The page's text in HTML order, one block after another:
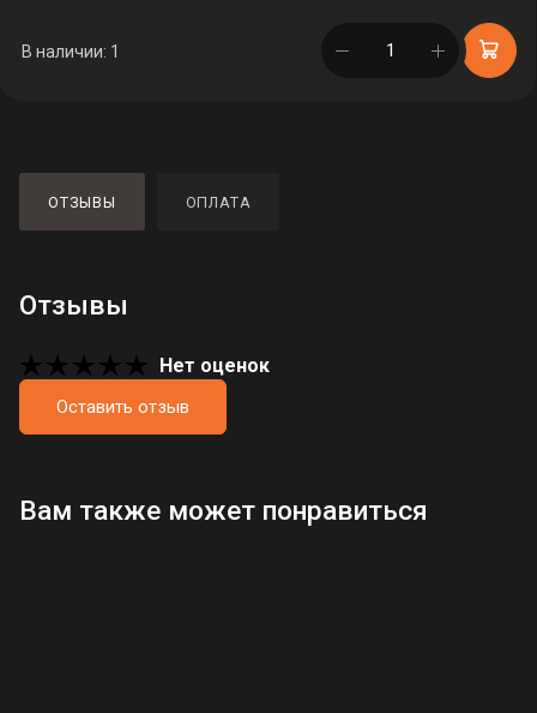
В наличии: 1 в корзине
ОТЗЫВЫ ОПЛАТА
Отзывы
Нет оценок
Оставить отзыв
Загрузка отзывов...
Вам также может понравиться